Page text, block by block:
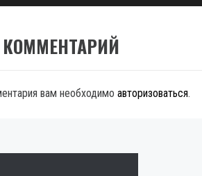
вам необходимо авторизоваться.